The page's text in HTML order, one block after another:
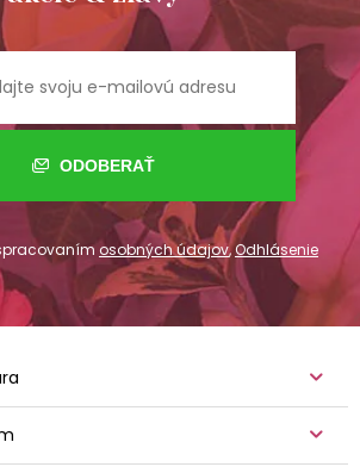
ODOBERAŤ
osobných údajov,Odhlásenie